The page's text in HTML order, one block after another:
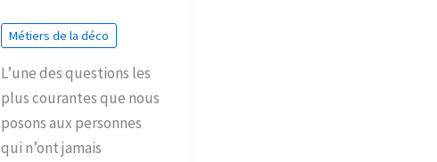
Métiers de la déco
L’une des questions les
plus courantes que nous
posons aux personnes
qui n’ont jamais